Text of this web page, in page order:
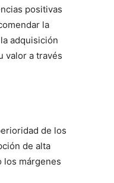
positivas
la
adquisición
valor a través
de los
de alta
los márgenes